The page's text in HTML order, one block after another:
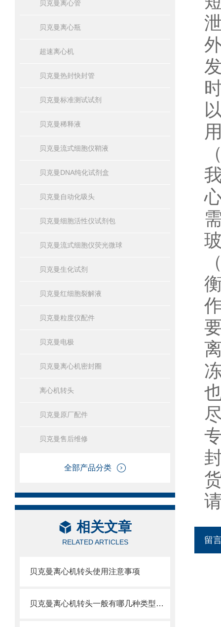
贝克曼离心管
贝克曼离心瓶
超速离心机
贝克曼热封快封管
贝克曼标准测试试剂
贝克曼稀释液
贝克曼流式细胞仪鞘液
贝克曼DNA纯化试剂盒
贝克曼自动化吸头
贝克曼细胞活性仪试剂包
贝克曼流式细胞仪荧光微球
贝克曼生化试剂
贝克曼红细胞裂解液
贝克曼粒度仪配件
贝克曼电极
贝克曼离心机密封圈
离心机转头
贝克曼原厂配件
贝克曼售后维修
全部产品分类
相关文章
RELATED ARTICLES
贝克曼离心机转头使用注意事项
贝克曼离心机转头一般有哪几种类型呢？
留